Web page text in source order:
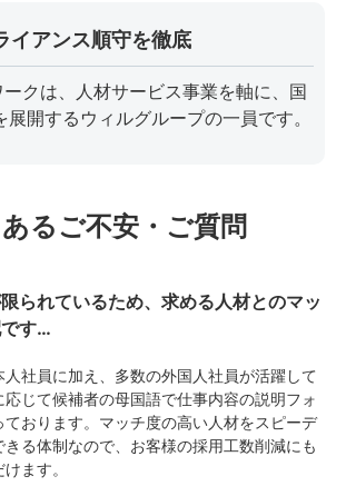
イアンス順守を徹底
クは、人材サービス事業を軸に、国
開するウィルグループの一員です。
るご不安・ご質問
られているため、求める人材とのマッ
す…
人社員に加え、多数の外国人社員が活躍して
応じて候補者の母国語で仕事内容の説明フォ
ております。マッチ度の高い人材をスピーデ
きる体制なので、お客様の採用工数削減にも
ます。